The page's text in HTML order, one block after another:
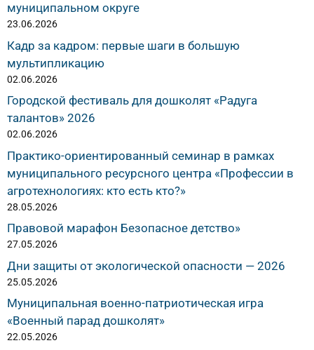
муниципальном округе
23.06.2026
Кадр за кадром: первые шаги в большую
мультипликацию
02.06.2026
Городской фестиваль для дошколят «Радуга
талантов» 2026
02.06.2026
Практико-ориентированный семинар в рамках
муниципального ресурсного центра «Профессии в
агротехнологиях: кто есть кто?»
28.05.2026
Правовой марафон Безопасное детство»
27.05.2026
Дни защиты от экологической опасности — 2026
25.05.2026
Муниципальная военно-патриотическая игра
«Военный парад дошколят»
22.05.2026